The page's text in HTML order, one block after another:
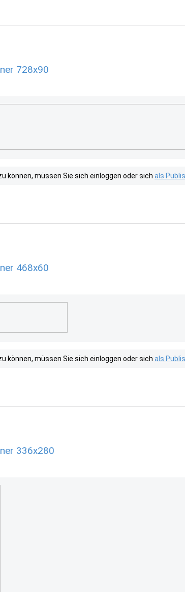
728x90
können, müssen Sie sich einloggen oder sich als
468x60
können, müssen Sie sich einloggen oder sich als
336x280